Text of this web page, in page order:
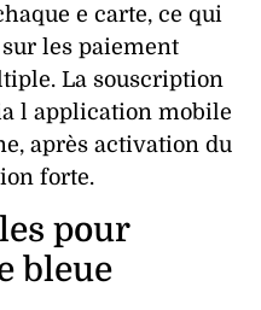
e carte, ce qui
les paiement
. La souscription
l application mobile
après activation du
forte.
pour
bleue